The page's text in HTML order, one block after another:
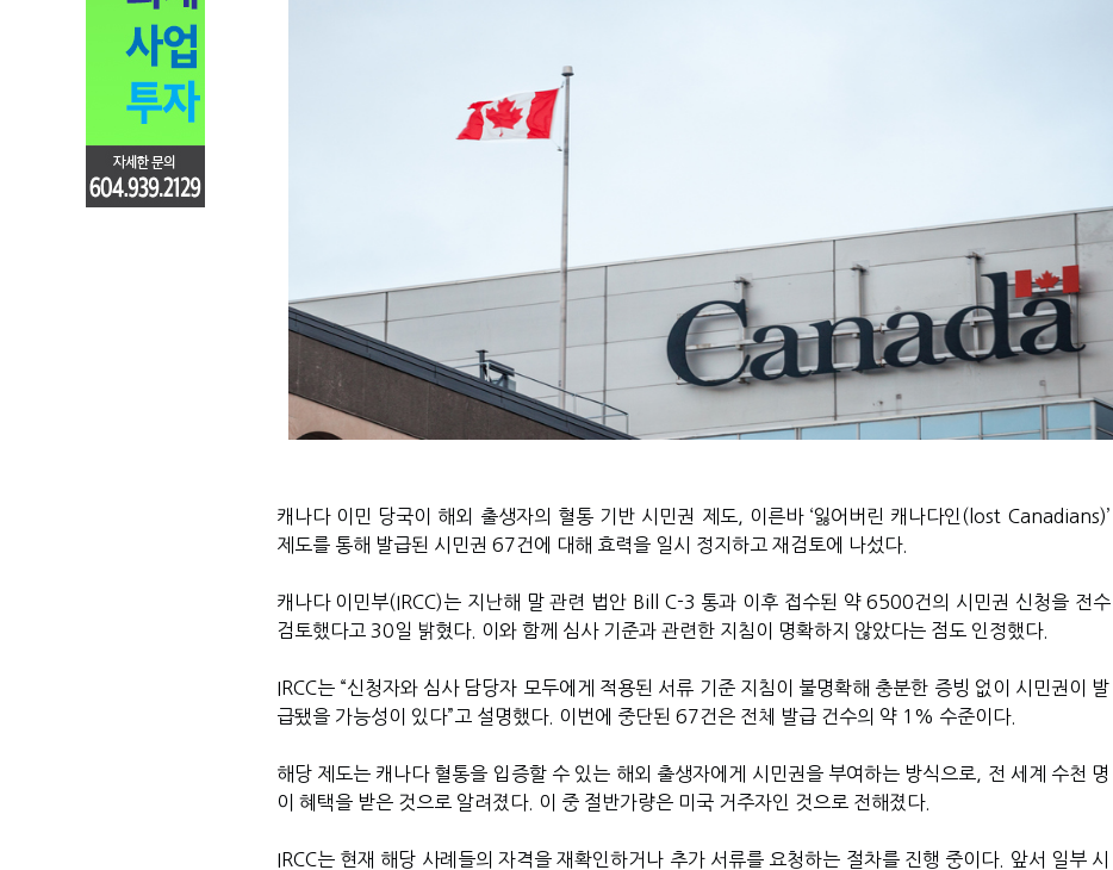
캐나다 이민 당국이 해외 출생자의 혈통 기반 시민권 제도, 이른바 ‘잃어버린 캐나다인(lost Canadians)’
제도를 통해 발급된 시민권 67건에 대해 효력을 일시 정지하고 재검토에 나섰다.
캐나다 이민부(IRCC)는 지난해 말 관련 법안 Bill C-3 통과 이후 접수된 약 6500건의 시민권 신청을 전수
검토했다고 30일 밝혔다. 이와 함께 심사 기준과 관련한 지침이 명확하지 않았다는 점도 인정했다.
IRCC는 “신청자와 심사 담당자 모두에게 적용된 서류 기준 지침이 불명확해 충분한 증빙 없이 시민권이 발
급됐을 가능성이 있다”고 설명했다. 이번에 중단된 67건은 전체 발급 건수의 약 1% 수준이다.
해당 제도는 캐나다 혈통을 입증할 수 있는 해외 출생자에게 시민권을 부여하는 방식으로, 전 세계 수천 명
이 혜택을 받은 것으로 알려졌다. 이 중 절반가량은 미국 거주자인 것으로 전해졌다.
IRCC는 현재 해당 사례들의 자격을 재확인하거나 추가 서류를 요청하는 절차를 진행 중이다. 앞서 일부 시